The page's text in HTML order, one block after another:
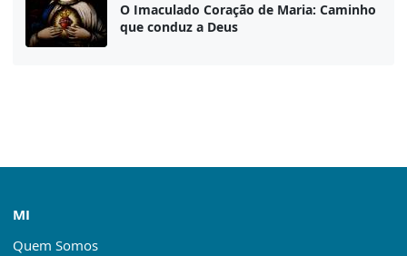
O Imaculado Coração de Maria: Caminho
que conduz a Deus
MI
Quem Somos